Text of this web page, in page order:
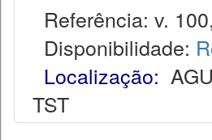
Referência: v.
Disponibilidade:
Localização: AGU
TST